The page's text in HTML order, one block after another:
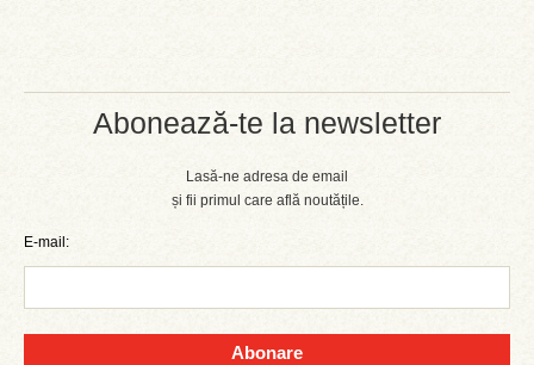
Abonează-te la newsletter
Lasă-ne adresa de email
și fii primul care află noutățile.
E-mail:
Abonare